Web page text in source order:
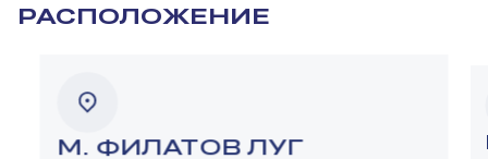
РАСПОЛОЖЕНИЕ
М. ФИЛАТОВ ЛУГ